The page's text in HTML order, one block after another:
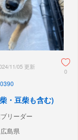
11/05 更新
0
・豆柴も含む)
リーダー
島県